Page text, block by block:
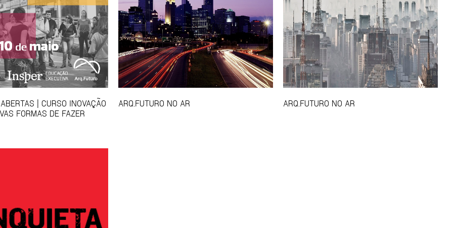
| CURSO INOVAÇÃO
FORMAS DE FAZER
ARQ.FUTURO NO AR ARQ.FUTURO NO AR